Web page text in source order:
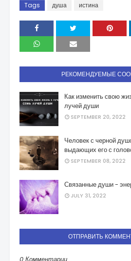
Tags душа истина
РЕКОМЕНДУЕМЫЕ
Как изменить свою
лучей души
SEPTEMBER 20, 2022
Человек с черной
выдающих его с
SEPTEMBER 08, 2022
Связанные души -
JULY 31, 2022
ОТПРАВИТЬ